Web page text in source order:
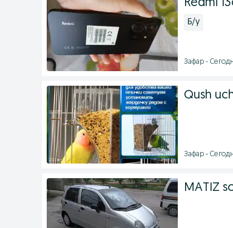
Redmi
Б/у
Зафар -
Qush
Зафар -
MATIZ